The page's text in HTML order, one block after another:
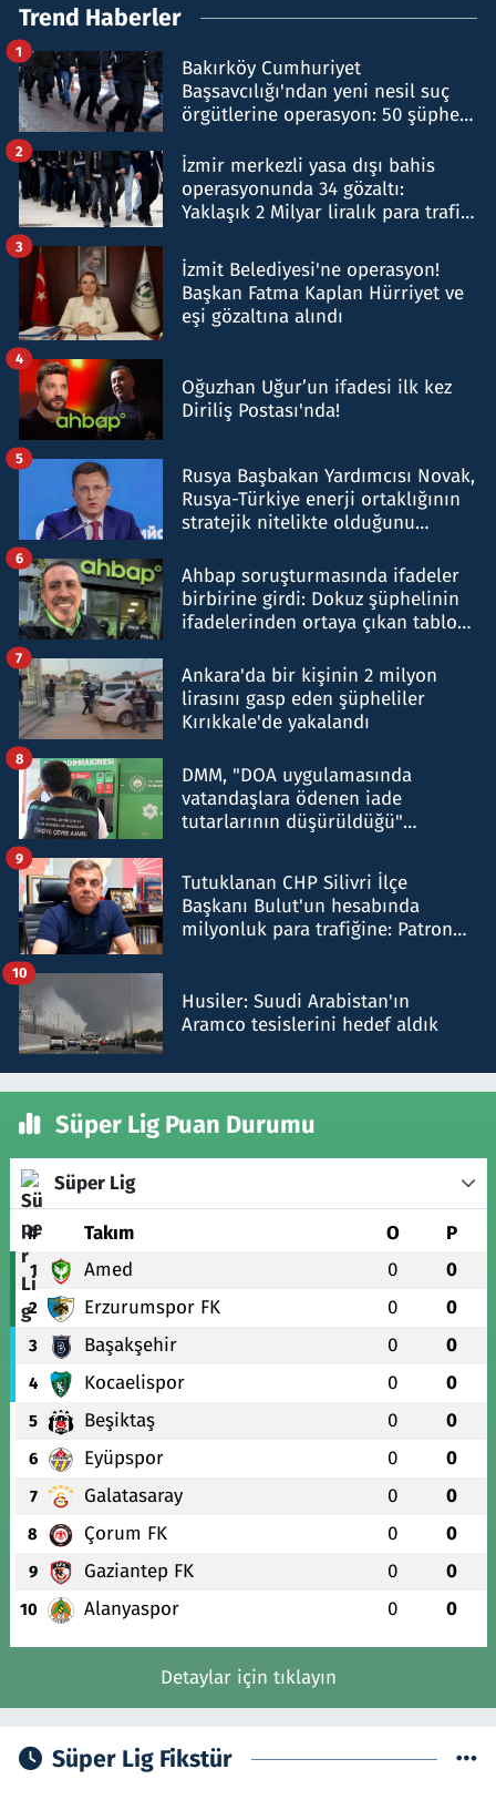
Trend Haberler
Bakırköy Cumhuriyet
Başsavcılığı'ndan yeni nesil suç
örgütlerine operasyon: 50 şüpheli
1
İzmir merkezli yasa dışı bahis
operasyonunda 34 gözaltı:
Yaklaşık 2 Milyar liralık para trafiği
2
İzmit Belediyesi'ne operasyon!
Başkan Fatma Kaplan Hürriyet ve
eşi gözaltına alındı
3
Oğuzhan Uğur’un ifadesi ilk kez
Diriliş Postası'nda!
4
Rusya Başbakan Yardımcısı Novak,
Rusya-Türkiye enerji ortaklığının
stratejik nitelikte olduğunu
5
Ahbap soruşturmasında ifadeler
birbirine girdi: Dokuz şüphelinin
ifadelerinden ortaya çıkan tablo
6
Ankara'da bir kişinin 2 milyon
lirasını gasp eden şüpheliler
Kırıkkale'de yakalandı
7
DMM, "DOA uygulamasında
vatandaşlara ödenen iade
tutarlarının düşürüldüğü"
8
Tutuklanan CHP Silivri İlçe
Başkanı Bulut'un hesabında
milyonluk para trafiğine: Patron
9
Husiler: Suudi Arabistan'ın
Aramco tesislerini hedef aldık
10
Süper Lig Puan Durumu
Süper Lig
# Takım O P
1 Amed 0 0
2 Erzurumspor FK 0 0
3 Başakşehir 0 0
4 Kocaelispor 0 0
5 Beşiktaş 0 0
6 Eyüpspor 0 0
7 Galatasaray 0 0
8 Çorum FK 0 0
9 Gaziantep FK 0 0
10 Alanyaspor 0 0
Detaylar için tıklayın
Süper Lig Fikstür